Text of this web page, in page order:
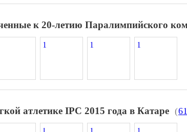
к 20-летию Паралимпийского
атлетике IPC 2015 года в Катаре (